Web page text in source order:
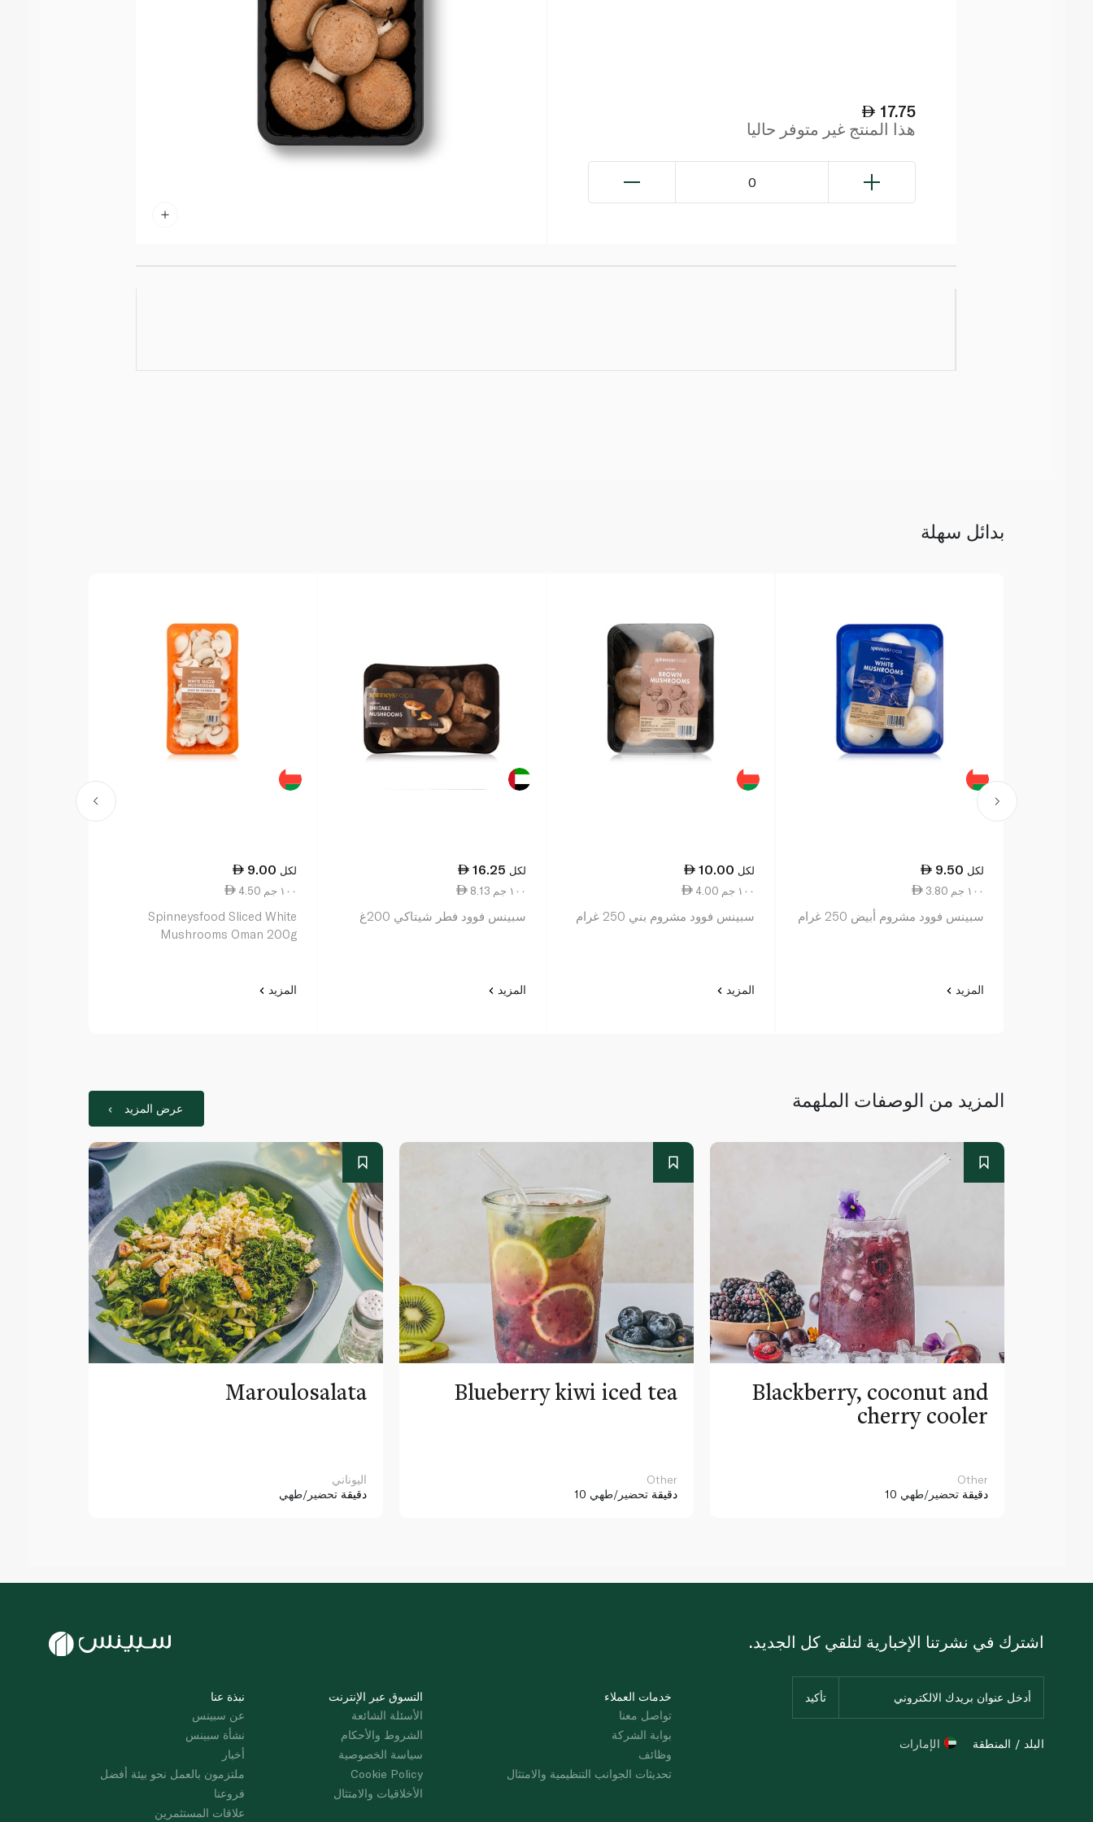
17.75
هذا المنتج غير متوفر حاليا
0
بدائل سهلة
9.50 لكل
3.80 ١٠٠ جم
سبينس فوود مشروم أبيض 250 غرام
المزيد
10.00 لكل
4.00 ١٠٠ جم
سبينس فوود مشروم بني 250 غرام
المزيد
16.25 لكل
8.13 ١٠٠ جم
سبينس فوود فطر شيتاكي 200غ
المزيد
9.00 لكل
4.50 ١٠٠ جم
Spinneysfood Sliced White
Mushrooms Oman 200g
المزيد
المزيد من الوصفات الملهمة عرض المزيد
Maroulosalata
اليوناني
دقيقة تحضير/طهي
Blueberry kiwi iced tea
Other
10 دقيقة تحضير/طهي
Blackberry, coconut and
cherry cooler
Other
10 دقيقة تحضير/طهي
نبذة عنا
عن سبينس
نشأة سبينس
أخبار
ملتزمون بالعمل نحو بيئة أفضل
فروعنا
علاقات المستثمرين
التسوق عبر الإنترنت
الأسئلة الشائعة
الشروط والأحكام
سياسة الخصوصية
Cookie Policy
الأخلاقيات والامتثال
خدمات العملاء
تواصل معنا
بوابة الشركة
وظائف
تحديثات الجوانب التنظيمية والامتثال
اشترك في نشرتنا الإخبارية لتلقي كل الجديد.
البلد / المنطقة الإمارات